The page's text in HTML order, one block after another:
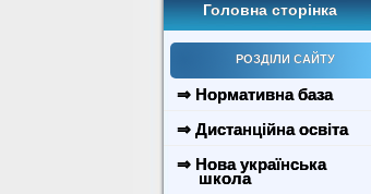
Головна сторінка
РОЗДІЛИ САЙТУ
⇒ Нормативна база
⇒ Дистанційна освіта
⇒ Нова українська
школа